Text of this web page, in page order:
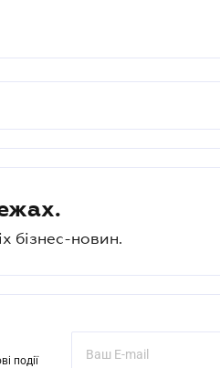
бізнес-новин.
події